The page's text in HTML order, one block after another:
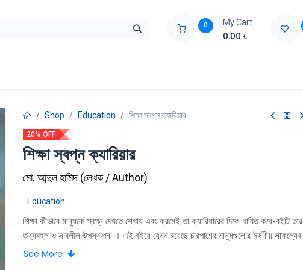
0 My Cart
0.00 ৳
Shop Education শিক্ষা স্বপ্ন ক্যারিয়ার
20% OFF
শিক্ষা স্বপ্ন ক্যারিয়ার
মো. আব্দুল হামিদ(লেখক / Author)
Education
শিক্ষা কীভাবে মানুষকে স্বপ্ন দেখতে শেখায় এবং ক্রমেই তা ক্যারিয়ারের দিকে ধাবিত করে-বইটি তার
তথ্যবহুল ও সাবলীল উপস্থাপনা । এই বইয়ে যেমন রয়েছে চারপাশের মানুষগুলাের ঈর্ষণীয় সাফল্যের
দৃষ্টান্ত,। ঠিক তেমনিভাবে স্বপ্নকে লালন করতে গিয়ে অসংখ্য মানুষের হোঁচট খাওয়া এবং ঘুরে
See More